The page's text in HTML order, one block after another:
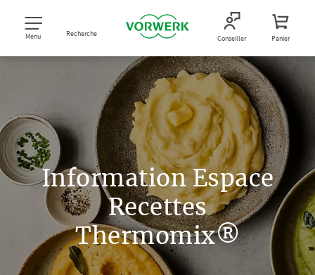
Menu Recherche Conseiller Panier
Information Espace
Recettes
Thermomix®